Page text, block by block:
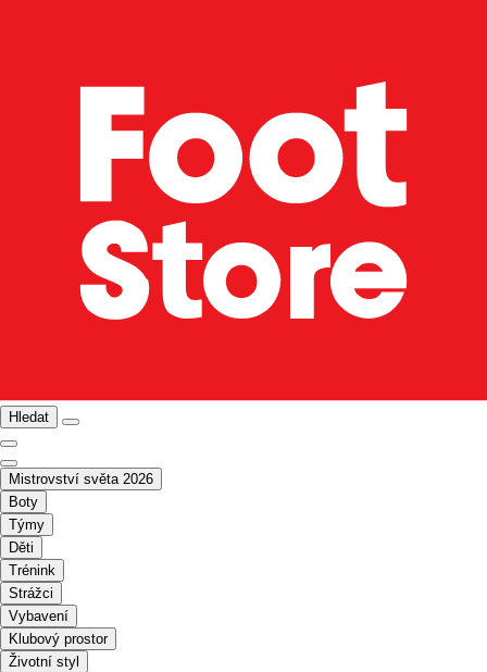
Hledat
Mistrovství světa 2026
Boty
Týmy
Děti
Trénink
Strážci
Vybavení
Klubový prostor
Životní styl